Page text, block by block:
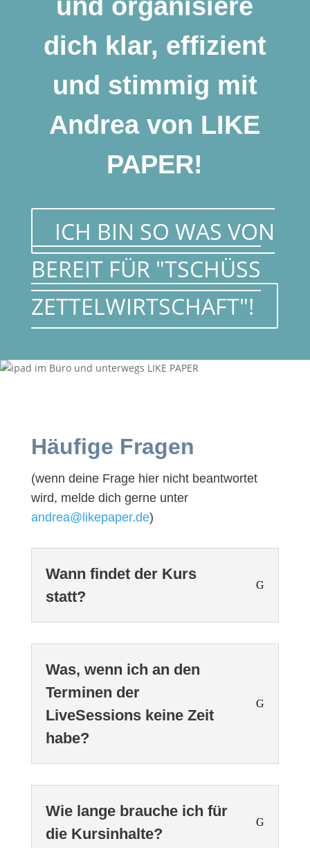
und organisiere
dich klar, effizient
und stimmig mit
Andrea von LIKE
PAPER!
ICH BIN SO WAS VON
BEREIT FÜR "TSCHÜSS
ZETTELWIRTSCHAFT"!
Häufige Fragen
(wenn deine Frage hier nicht beantwortet
wird, melde dich gerne unter
andrea@likepaper.de)
Wann findet der Kurs
statt?
Was, wenn ich an den
Terminen der
LiveSessions keine Zeit
habe?
Wie lange brauche ich für
die Kursinhalte?